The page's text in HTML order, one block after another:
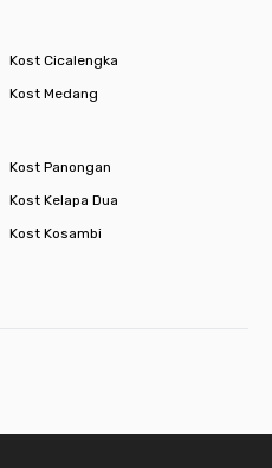
Kost Cicalengka
Kost Medang
Kost Panongan
Kost Kelapa Dua
Kost Kosambi